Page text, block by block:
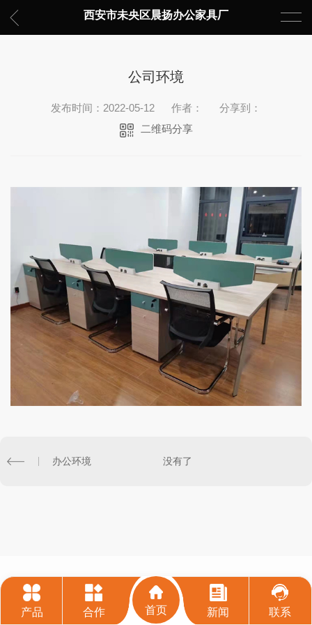
西安市未央区晨扬办公家具厂
公司环境
发布时间：2022-05-12 作者：
分享到：
二维码分享
办公环境 没有了
首页
产品 合作 新闻 联系